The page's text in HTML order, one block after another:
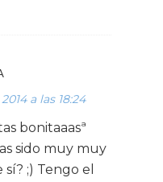
a las 18:24
bonitaaasª
sido muy muy
;) Tengo el